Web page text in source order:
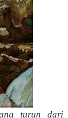
turun dari